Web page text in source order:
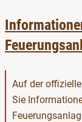
Auf der
Sie